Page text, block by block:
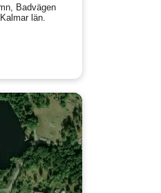
Badvägen
län.